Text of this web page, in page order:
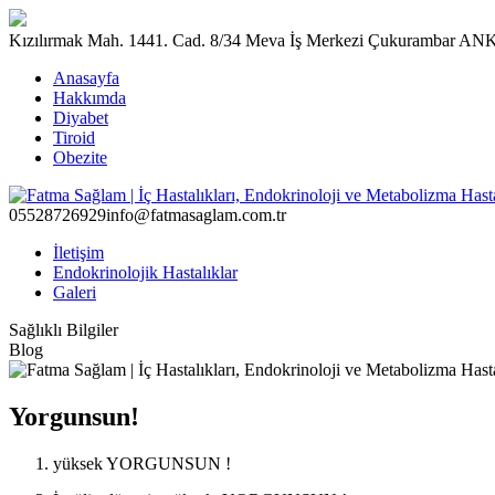
Kızılırmak Mah. 1441. Cad. 8/34 Meva İş Merkezi Çukurambar
Anasayfa
Hakkımda
Diyabet
Tiroid
Obezite
05528726929info@fatmasaglam.com.tr
İletişim
Endokrinolojik Hastalıklar
Galeri
Sağlıklı Bilgiler
Blog
Yorgunsun!
yüksek YORGUNSUN !